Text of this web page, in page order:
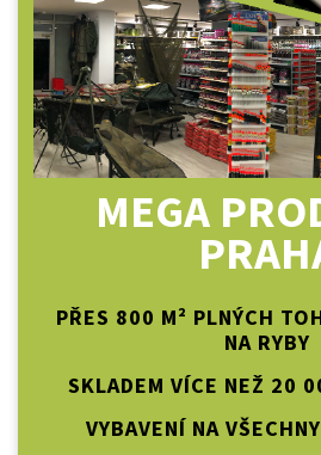
MEGA
PŘES 800 M² PLNÝCH
NA RYBY
SKLADEM VÍCE NEŽ 20
VYBAVENÍ NA